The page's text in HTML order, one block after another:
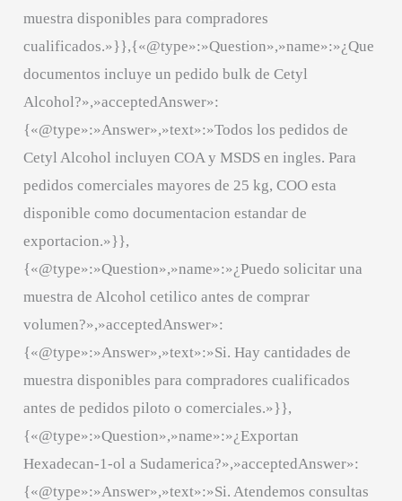
muestra disponibles para compradores
cualificados.»}},{«@type»:»Question»,»name»:»¿Que
documentos incluye un pedido bulk de Cetyl
Alcohol?»,»acceptedAnswer»:
{«@type»:»Answer»,»text»:»Todos los pedidos de
Cetyl Alcohol incluyen COA y MSDS en ingles. Para
pedidos comerciales mayores de 25 kg, COO esta
disponible como documentacion estandar de
exportacion.»}},
{«@type»:»Question»,»name»:»¿Puedo solicitar una
muestra de Alcohol cetilico antes de comprar
volumen?»,»acceptedAnswer»:
{«@type»:»Answer»,»text»:»Si. Hay cantidades de
muestra disponibles para compradores cualificados
antes de pedidos piloto o comerciales.»}},
{«@type»:»Question»,»name»:»¿Exportan
Hexadecan-1-ol a Sudamerica?»,»acceptedAnswer»:
{«@type»:»Answer»,»text»:»Si. Atendemos consultas